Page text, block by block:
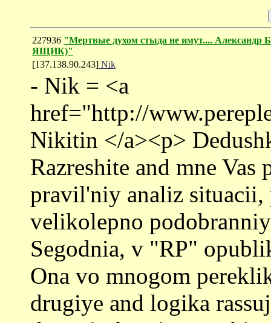
227936 "Мертвые духом стыда не имут....
ЯЩИК)"
[137.138.90.243] Nik
- Nik = <a
href="http://
Nikitin </a><p>
Razreshite and mne
pravil'niy analiz
velikolepno
Segodnia, v "RP"
Ona vo mnogom
drugiye and logika